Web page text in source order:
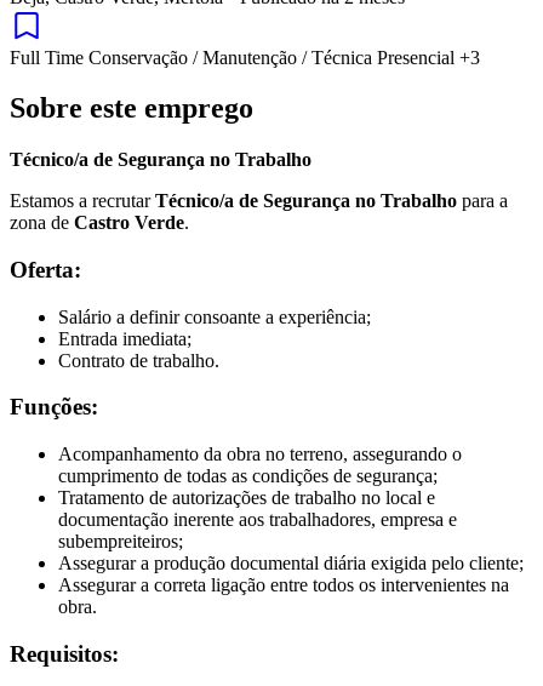
Full Time Conservação / Manutenção / Técnica Presencial +3
Sobre este emprego
Técnico/a de Segurança no Trabalho
Estamos a recrutarTécnico/a de Segurança no Trabalho para a
zona de Castro Verde.
Oferta:
Salário a definir consoante a experiência;
Entrada imediata;
Contrato de trabalho.
Funções:
Acompanhamento da obra no terreno, assegurando o
cumprimento de todas as condições de segurança;
Tratamento de autorizações de trabalho no local e
documentação inerente aos trabalhadores, empresa e
subempreiteiros;
Assegurar a produção documental diária exigida pelo cliente;
Assegurar a correta ligação entre todos os intervenientes na
obra.
Requisitos: